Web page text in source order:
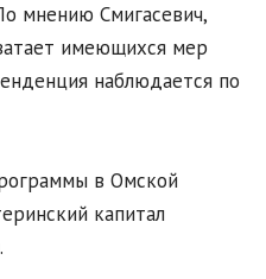
мнению Смигасевич,
имеющихся мер
наблюдается по
в Омской
капитал